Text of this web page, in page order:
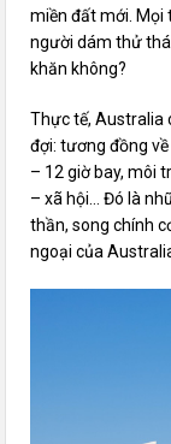
miền đất mới. Mọi
người dám thử
khăn không?
Thực tế, Australia
đợi: tương đồng
– 12 giờ bay, môi
– xã hội… Đó là
thần, song chính
ngoại của